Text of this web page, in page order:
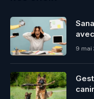
9 mai